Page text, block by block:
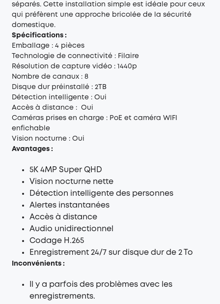
séparés. Cette installation simple est idéale pour ceux
qui préfèrent une approche bricolée de la sécurité
domestique.
Spécifications :
Emballage : 4 pièces
Technologie de connectivité : Filaire
Résolution de capture vidéo : 1440p
Nombre de canaux : 8
Disque dur préinstallé : 2TB
Détection intelligente : Oui
Accès à distance : Oui
Caméras prises en charge : PoE et caméra WIFI
enfichable
Vision nocturne : Oui
Avantages :
5K 4MP Super QHD
Vision nocturne nette
Détection intelligente des personnes
Alertes instantanées
Accès à distance
Audio unidirectionnel
Codage H.265
Enregistrement 24/7 sur disque dur de 2 To
Inconvénients :
Il y a parfois des problèmes avec les
enregistrements.